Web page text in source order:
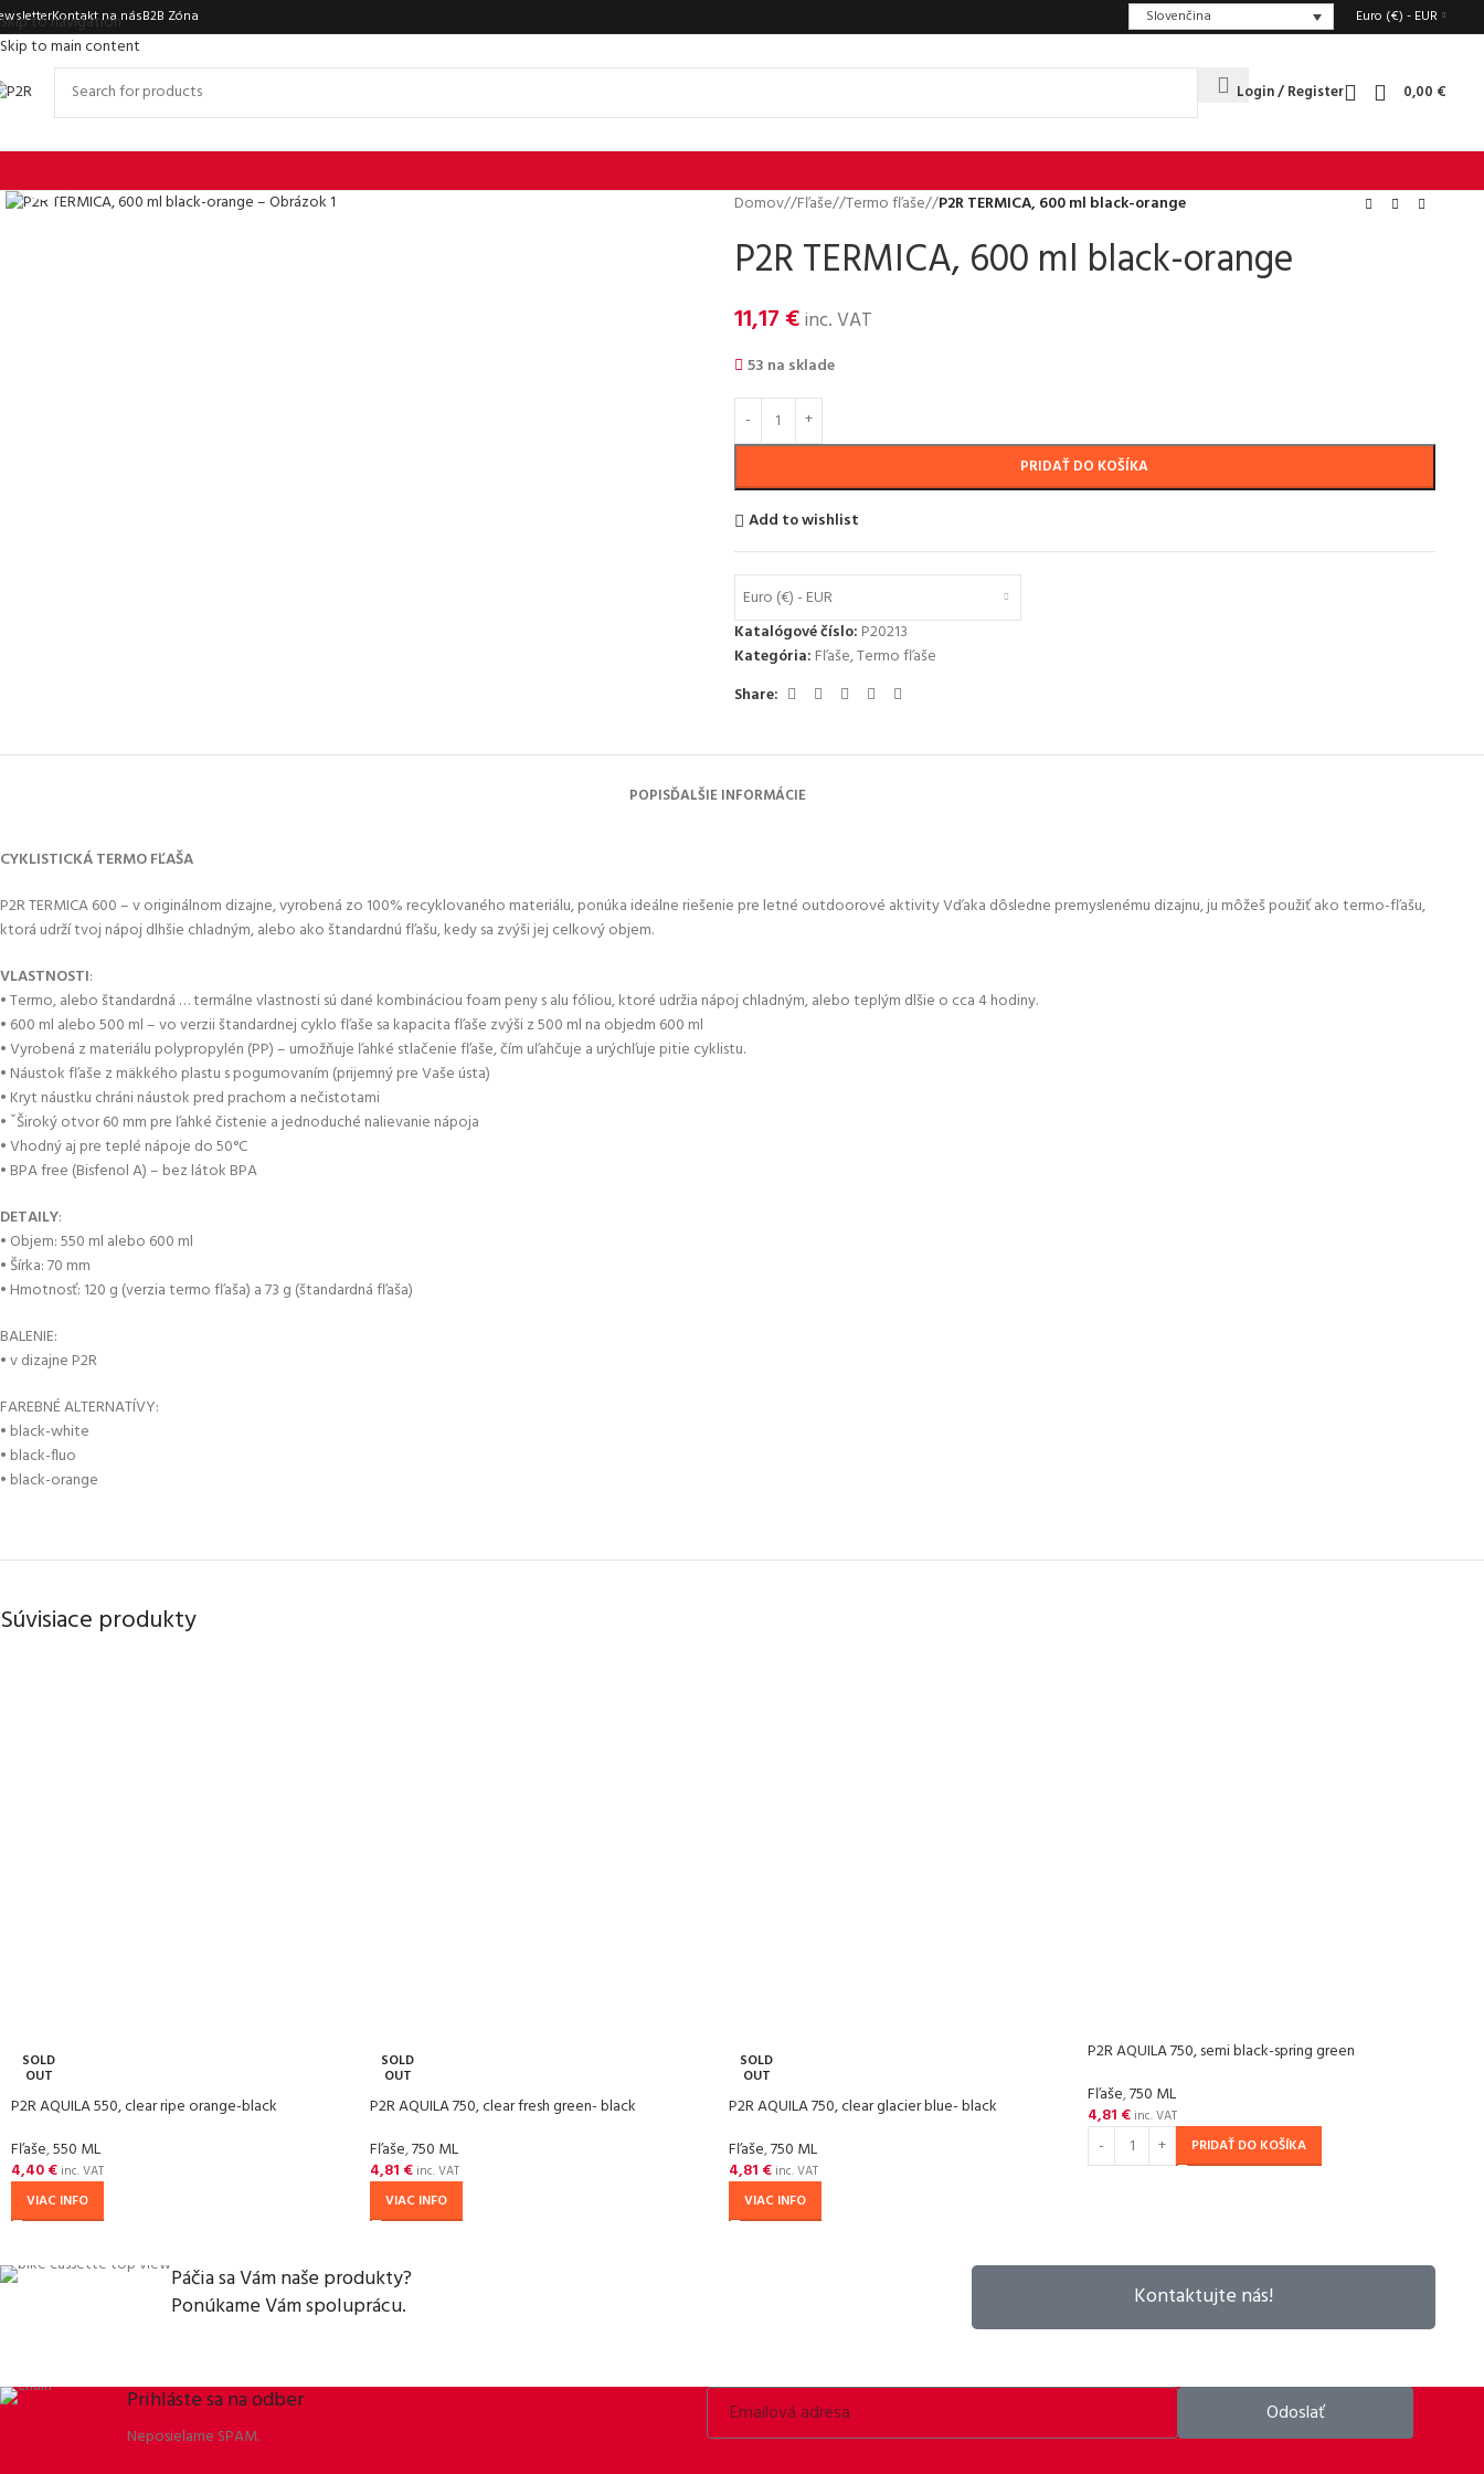
Skip to navigation
Skip to main content
Kontakt na násB2B Zóna Slovenčina Euro (€) - EUR
Login / Register 0,00 €
Domov/ Fľaše/ Termo fľaše/ P2R TERMICA, 600 ml black-orange
P2R TERMICA, 600 ml black-orange
11,17 €inc. VAT
53 na sklade
PRIDAŤ DO KOŠÍKA
Add to wishlist
Euro (€) - EUR
Katalógové číslo: P20213
Kategória: Fľaše,Termo fľaše
Share:
POPISĎALŠIE INFORMÁCIE
CYKLISTICKÁ TERMO FĽAŠA
P2R TERMICA 600 – v originálnom dizajne, vyrobená zo 100% recyklovaného materiálu, ponúka ideálne riešenie pre letné outdoorové aktivity Vďaka dôsledne premyslenému dizajnu, ju môžeš použiť ako termo-fľašu,
ktorá udrží tvoj nápoj dlhšie chladným, alebo ako štandardnú fľašu, kedy sa zvýši jej celkový objem.
VLASTNOSTI:
• Termo, alebo štandardná … termálne vlastnosti sú dané kombináciou foam peny s alu fóliou, ktoré udržia nápoj chladným, alebo teplým dlšie o cca 4 hodiny.
• 600 ml alebo 500 ml – vo verzii štandardnej cyklo fľaše sa kapacita fľaše zvýši z 500 ml na objedm 600 ml
• Vyrobená z materiálu polypropylén (PP) – umožňuje ľahké stlačenie fľaše, čím uľahčuje a urýchľuje pitie cyklistu.
• Náustok fľaše z mäkkého plastu s pogumovaním (prijemný pre Vaše ústa)
• Kryt náustku chráni náustok pred prachom a nečistotami
• ˇŠiroký otvor 60 mm pre ľahké čistenie a jednoduché nalievanie nápoja
• Vhodný aj pre teplé nápoje do 50°C
• BPA free (Bisfenol A) – bez látok BPA
DETAILY:
• Objem: 550 ml alebo 600 ml
• Šírka: 70 mm
• Hmotnosť: 120 g (verzia termo fľaša) a 73 g (štandardná fľaša)
BALENIE:
• v dizajne P2R
FAREBNÉ ALTERNATÍVY:
• black-white
• black-fluo
• black-orange
Súvisiace produkty
SOLD
OUT
P2R AQUILA 550, clear ripe orange-black
Fľaše,550 ML
4,40€ inc. VAT
VIAC INFO
SOLD
OUT
P2R AQUILA 750, clear fresh green- black
Fľaše,750 ML
4,81 € inc. VAT
VIAC INFO
SOLD
OUT
P2R AQUILA 750, clear glacier blue- black
Fľaše,750 ML
4,81 € inc. VAT
VIAC INFO
P2R AQUILA 750, semi black-spring green
Fľaše,750 ML
4,81 € inc. VAT
PRIDAŤ DO KOŠÍKA
Páčia sa Vám naše produkty?
Ponúkame Vám spoluprácu.
Kontaktujte nás!
Prihláste sa na odber
Neposielame SPAM.
Odoslať